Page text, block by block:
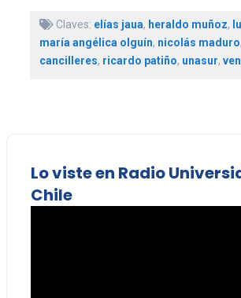
Claves: elías jaua, heraldo muñoz,
maría angélica olguín, nicolás maduro
cancilleres, ricardo patiño, unasur,
Lo viste en Radio
Chile